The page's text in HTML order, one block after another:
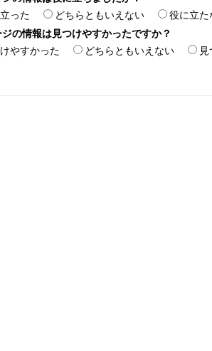
った どちらともいえない
役に立た
の情報は見つけやすかったですか？
やすかった どちらともいえない